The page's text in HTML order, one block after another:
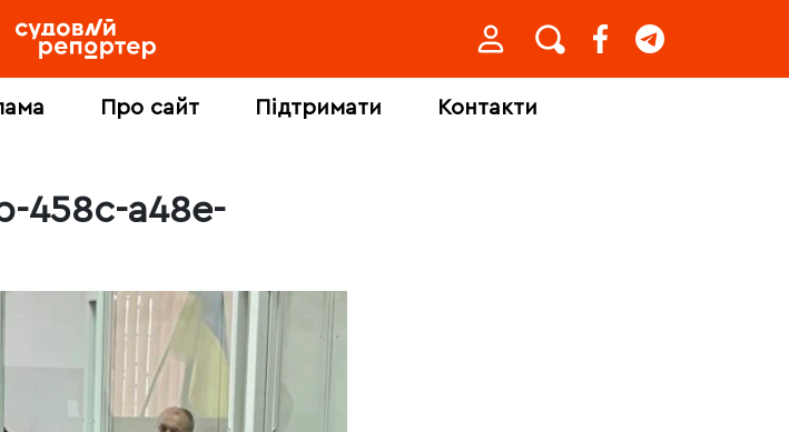
Про сайт Підтримати Контакти
458c-a48e-